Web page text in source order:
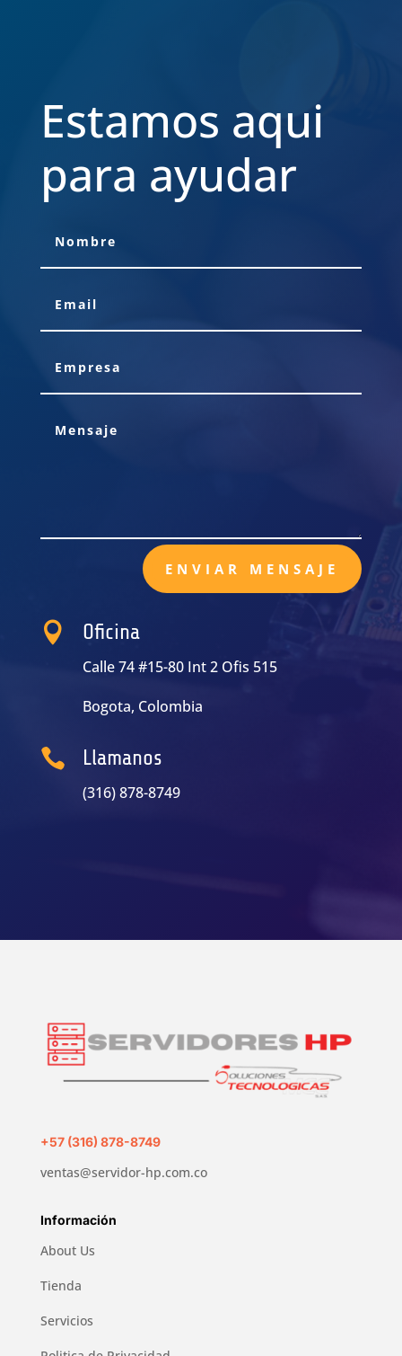
Estamos aqui
para ayudar
ENVIAR MENSAJE
 Oficina
Calle 74 #15-80 Int 2 Ofis 515
Bogota, Colombia
 Llamanos
(316) 878-8749
+57 (316) 878-8749
ventas@servidor-hp.com.co
Información
About Us
Tienda
Servicios